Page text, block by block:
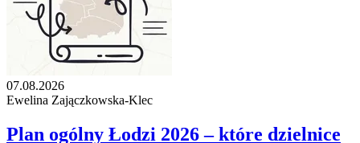
07.08.2026
Ewelina Zajączkowska-Klec
Plan ogólny Łodzi 2026 – które dzielnice